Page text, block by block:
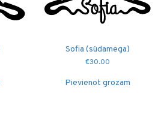
Sofia (südamega)
€30.00
Pievienot grozam